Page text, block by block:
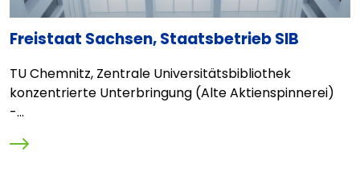
Freistaat Sachsen, Staatsbetrieb SIB
TU Chemnitz, Zentrale Universitätsbibliothek
konzentrierte Unterbringung (Alte Aktienspinnerei)
-...